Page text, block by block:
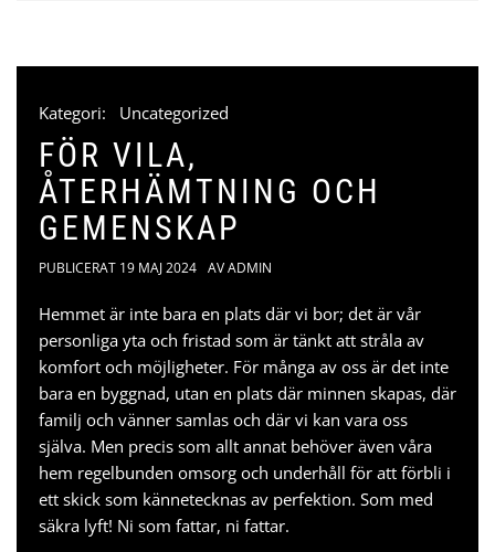
Kategori: Uncategorized
FÖR VILA,
ÅTERHÄMTNING OCH
GEMENSKAP
PUBLICERAT 19 MAJ 2024 AVADMIN
Hemmet är inte bara en plats där vi bor; det är vår
personliga yta och fristad som är tänkt att stråla av
komfort och möjligheter. För många av oss är det inte
bara en byggnad, utan en plats där minnen skapas, där
familj och vänner samlas och där vi kan vara oss
själva. Men precis som allt annat behöver även våra
hem regelbunden omsorg och underhåll för att förbli i
ett skick som kännetecknas av perfektion. Som med
säkra lyft! Ni som fattar, ni fattar.